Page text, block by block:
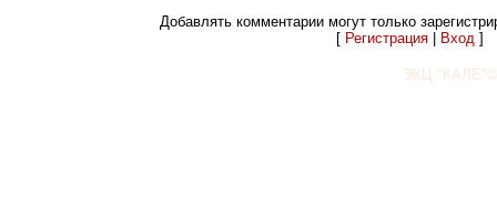
Добавлять комментарии могут только
[ Регистрация| Вход]
ЭКЦ "КАЛЕ"©